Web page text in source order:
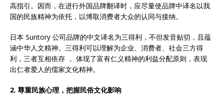
高指引。因而，在进行外国品牌翻译时，应尽量使品牌中译名以我
国的民族精神为依托，以博取消费者大众的认同与接纳。
日本 Suntory 公司品牌的中文译名为三得利，不但发音贴切，且蕴
涵中华人文精神。三得利可以理解为企业、消费者、社会三方得
利，三者互相依存 ， 体现了富有仁义精神的利益分配原则，表现
出仁者爱人的儒家文化精神。
2. 尊重民族心理，把握民俗文化影响